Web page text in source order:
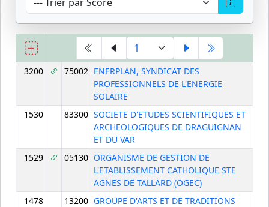
3200 75002 ENERPLAN, SYNDICAT DES
PROFESSIONNELS DE L'ENERGIE
SOLAIRE
1530
83300 SOCIETE D'ETUDES SCIENTIFIQUES ET
ARCHEOLOGIQUES DE DRAGUIGNAN
ET DU VAR
1529
05130 ORGANISME DE GESTION DE
L'ETABLISSEMENT CATHOLIQUE STE
AGNES DE TALLARD (OGEC)
1478
13200 GROUPE D'ARTS ET DE TRADITIONS